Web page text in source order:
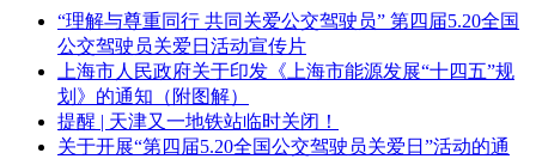
“理解与尊重同行 共同关爱公交驾驶员” 第四届5.20全国
公交驾驶员关爱日活动宣传片
上海市人民政府关于印发《上海市能源发展“十四五”规
划》的通知（附图解）
提醒 | 天津又一地铁站临时关闭！
关于开展“第四届5.20全国公交驾驶员关爱日”活动的通